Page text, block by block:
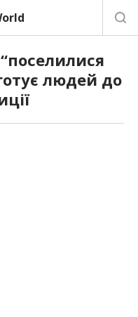
людей до